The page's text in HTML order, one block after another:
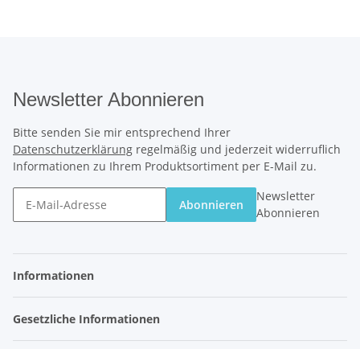
Newsletter Abonnieren
Bitte senden Sie mir entsprechend Ihrer
Datenschutzerklärung regelmäßig und jederzeit widerruflich
Informationen zu Ihrem Produktsortiment per E-Mail zu.
Abonnieren
Newsletter
Abonnieren
Informationen
Gesetzliche Informationen